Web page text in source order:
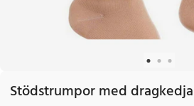
Stödstrumpor med